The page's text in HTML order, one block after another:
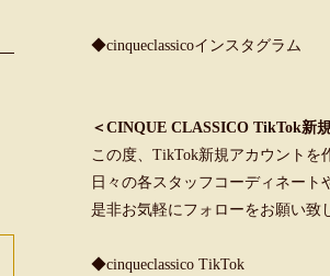
◆cinqueclassicoインスタグラム
＜CINQUE CLASSICO TikTok新
この度、TikTok新規アカウントを
日々の各スタッフコーディネート
是非お気軽にフォローをお願い致
◆cinqueclassico TikTok